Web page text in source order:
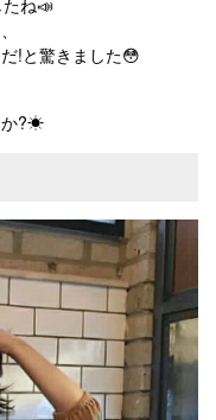
アイドル
ね📣
!と驚きました😳
か?☀